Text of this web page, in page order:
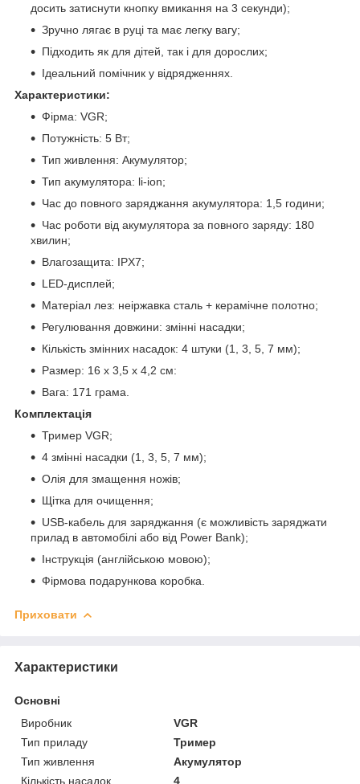
досить затиснути кнопку вмикання на 3 секунди);
Зручно лягає в руці та має легку вагу;
Підходить як для дітей, так і для дорослих;
Ідеальний помічник у відрядженнях.
Характеристики:
Фірма: VGR;
Потужність: 5 Вт;
Тип живлення: Акумулятор;
Тип акумулятора: li-ion;
Час до повного заряджання акумулятора: 1,5 години;
Час роботи від акумулятора за повного заряду: 180
хвилин;
Влагозащита: IPX7;
LED-дисплей;
Матеріал лез: неіржавка сталь + керамічне полотно;
Регулювання довжини: змінні насадки;
Кількість змінних насадок: 4 штуки (1, 3, 5, 7 мм);
Размер: 16 х 3,5 х 4,2 см:
Вага: 171 грама.
Комплектація
Тример VGR;
4 змінні насадки (1, 3, 5, 7 мм);
Олія для змащення ножів;
Щітка для очищення;
USB-кабель для заряджання (є можливість заряджати
прилад в автомобілі або від Power Bank);
Інструкція (англійською мовою);
Фірмова подарункова коробка.
Приховати
Характеристики
Основні
Виробник
VGR
Тип приладу
Тример
Тип живлення
Акумулятор
Кількість насадок
4